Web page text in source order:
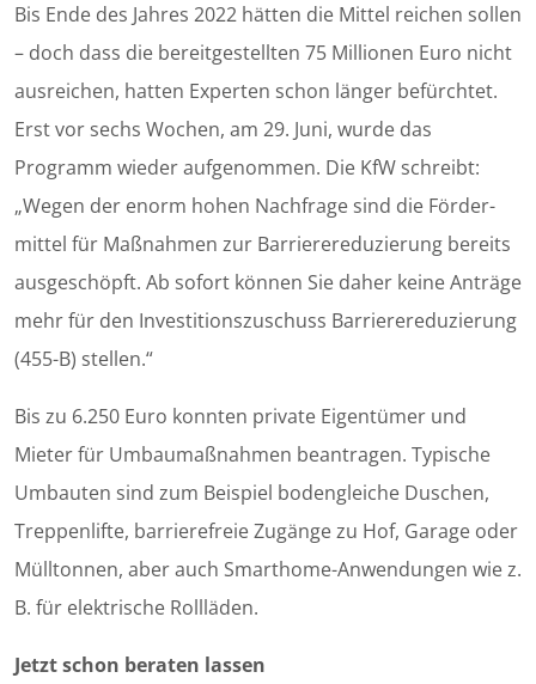
Bis Ende des Jahres 2022 hätten die Mittel reichen sollen
– doch dass die bereitgestellten 75 Millionen Euro nicht
ausreichen, hatten Experten schon länger befürchtet.
Erst vor sechs Wochen, am 29. Juni, wurde das
Programm wieder aufgenommen. Die KfW schreibt:
„Wegen der enorm hohen Nachfrage sind die Förder­
mittel für Maß­nahmen zur Barriere­reduzierung bereits
ausgeschöpft. Ab sofort können Sie daher keine Anträge
mehr für den Investitions­zuschuss Barriere­reduzierung
(455-B) stellen.“
Bis zu 6.250 Euro konnten private Eigentümer und
Mieter für Umbaumaßnahmen beantragen. Typische
Umbauten sind zum Beispiel bodengleiche Duschen,
Treppenlifte, barrierefreie Zugänge zu Hof, Garage oder
Mülltonnen, aber auch Smarthome-Anwendungen wie z.
B. für elektrische Rollläden.
Jetzt schon beraten lassen